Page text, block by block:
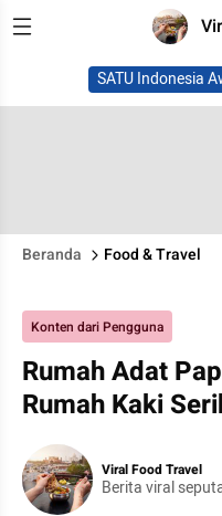
SATU Indonesia
Beranda Food & Travel
Konten dari Pengguna
Rumah Adat
Rumah Kaki
Viral Food Travel
Berita viral